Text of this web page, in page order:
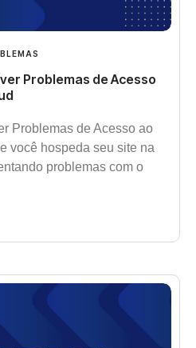
Problemas de Acesso
Problemas de Acesso ao
você hospeda seu site na
problemas com o